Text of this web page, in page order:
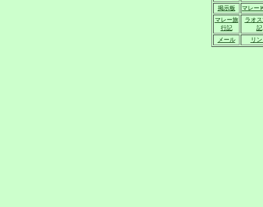
掲示板
マレー
マレー旅
行記
ラオ
記
メール
リ